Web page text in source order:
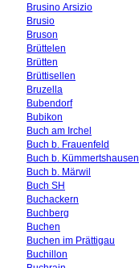
Brusino Arsizio
Brusio
Bruson
Brüttelen
Brütten
Brüttisellen
Bruzella
Bubendorf
Bubikon
Buch am Irchel
Buch b. Frauenfeld
Buch b. Kümmertshausen
Buch b. Märwil
Buch SH
Buchackern
Buchberg
Buchen
Buchen im Prättigau
Buchillon